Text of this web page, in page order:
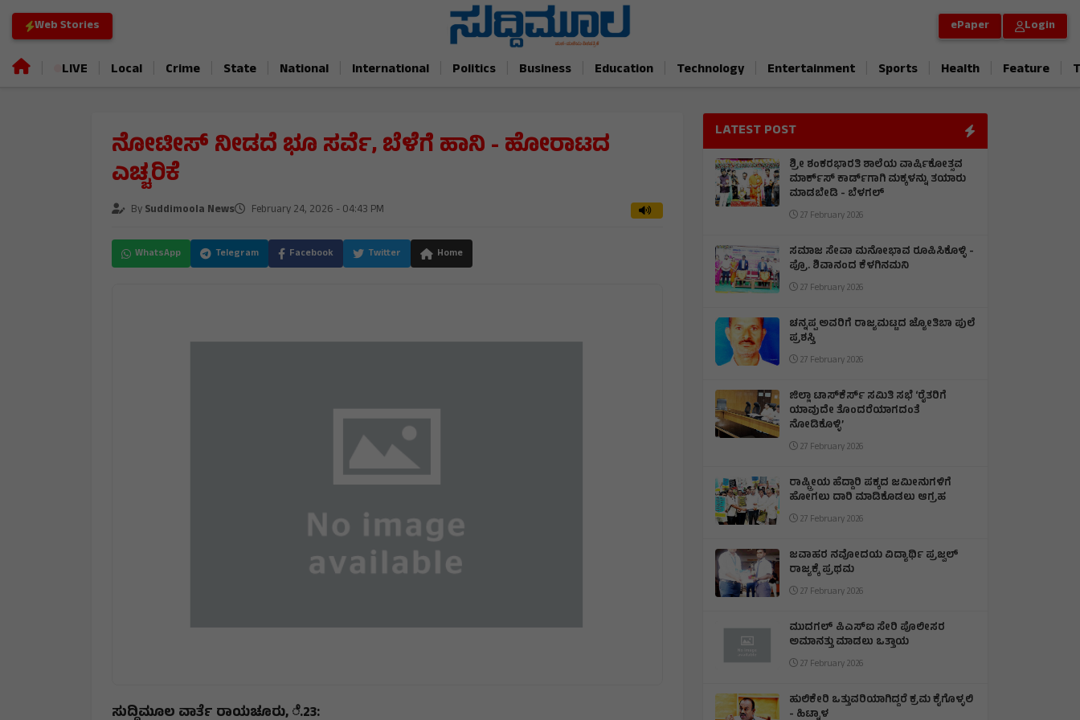
Web Stories ePaper Login
LIVE Local Crime State National International Politics Business Education Technology Entertainment Sports Health Feature
ನೋಟೀಸ್ ನೀಡದೆ ಭೂ ಸರ್ವೆ, ಬೆಳೆಗೆ ಹಾನಿ - ಹೋರಾಟದ
ಎಚ್ಚರಿಕೆ
BySuddimoola News February 24, 2026 - 04:43 PM
WhatsApp Telegram Facebook Twitter Home
ಸುದ್ದಿಮೂಲ ವಾರ್ತೆ ರಾಯಚೂರು, ೆ.23:
LATEST POST
ಶ್ರೀ ಶಂಕರಭಾರತಿ ಶಾಲೆಯ ವಾರ್ಷಿಕೋತ್ಸವ
ಮಾರ್ಕ್‌ಸ್‌ ಕಾರ್ಡ್‌ಗಾಗಿ ಮಕ್ಕಳನ್ನು ತಯಾರು
ಮಾಡಬೇಡಿ - ಬೆಳಗಲ್
27 February 2026
ಸಮಾಜ ಸೇವಾ ಮನೋಭಾವ ರೂಪಿಸಿಕೊಳ್ಳಿ -
ಪ್ರೊ. ಶಿವಾನಂದ ಕೆಳಗಿನಮನಿ
27 February 2026
ಚನ್ನಪ್ಪ ಅವರಿಗೆ ರಾಜ್ಯಮಟ್ಟದ ಜ್ಯೋತಿಬಾ ಪುಲೆ
ಪ್ರಶಸ್ತಿ
27 February 2026
ಜಿಲ್ಲಾ ಟಾಸ್‌‌ಕೆರ್ಸ್ ಸಮಿತಿ ಸಭೆ ‘ರೈತರಿಗೆ
ಯಾವುದೇ ತೊಂದರೆಯಾಗದಂತೆ
ನೋಡಿಕೊಳ್ಳಿ’
27 February 2026
ರಾಷ್ಟ್ರೀಯ ಹೆದ್ದಾರಿ ಪಕ್ಕದ ಜಮೀನುಗಳಿಗೆ
ಹೋಗಲು ದಾರಿ ಮಾಡಿಕೊಡಲು ಆಗ್ರಹ
27 February 2026
ಜವಾಹರ ನವೋದಯ ವಿದ್ಯಾರ್ಥಿ ಪ್ರಜ್ವಲ್
ರಾಜ್ಯಕ್ಕೆ ಪ್ರಥಮ
27 February 2026
ಮುದಗಲ್ ಪಿಎಸ್‌ಐ ಸೇರಿ ಪೊಲೀಸರ
ಅಮಾನತ್ತು ಮಾಡಲು ಒತ್ತಾಯ
27 February 2026
ಹುಲಿಕೇರಿ ಒತ್ತುವರಿಯಾಗಿದ್ದರೆ ಕ್ರಮ ಕೈಗೊಳ್ಳಲಿ
- ಹಿಟ್ನಾಳ